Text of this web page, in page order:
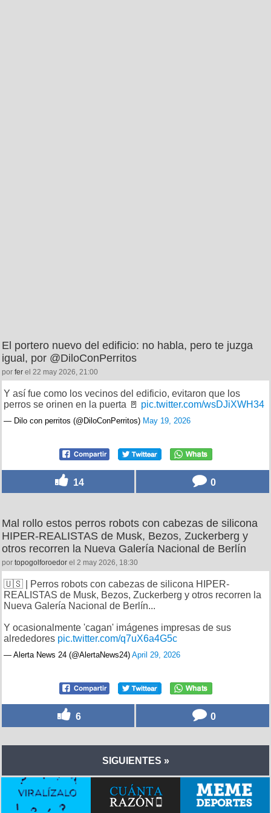
El portero nuevo del edificio: no habla, pero te juzga
igual, por @DiloConPerritos
por fer el 22 may 2026, 21:00
Y así fue como los vecinos del edificio, evitaron que los
perros se orinen en la puerta 🚪 pic.twitter.com/wsDJiXWH34
— Dilo con perritos (@DiloConPerritos) May 19, 2026
14 0
Mal rollo estos perros robots con cabezas de silicona
HIPER-REALISTAS de Musk, Bezos, Zuckerberg y
otros recorren la Nueva Galería Nacional de Berlín
por topogolforoedor el 2 may 2026, 18:30
🇺🇸 | Perros robots con cabezas de silicona HIPER-
REALISTAS de Musk, Bezos, Zuckerberg y otros recorren la
Nueva Galería Nacional de Berlín...
Y ocasionalmente 'cagan' imágenes impresas de sus
alrededores pic.twitter.com/q7uX6a4G5c
— Alerta News 24 (@AlertaNews24) April 29, 2026
6 0
SIGUIENTES »